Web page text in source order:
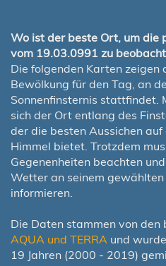
Wo ist der beste Ort, um die
vom 19.03.0991 zu
Die folgenden Karten zeigen
Bewölkung für den Tag, an
Sonnenfinsternis stattfindet.
sich der Ort entlang des
der die besten Aussichen
Himmel bietet. Trotzdem
Gegenenheiten beachten
Wetter an seinem
informieren.
Die Daten stammen von
AQUA und TERRA und
19 Jahren (2000 - 2019)